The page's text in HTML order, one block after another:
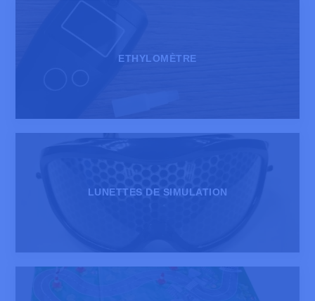
ETHYLOMÈTRE
LUNETTES DE SIMULATION